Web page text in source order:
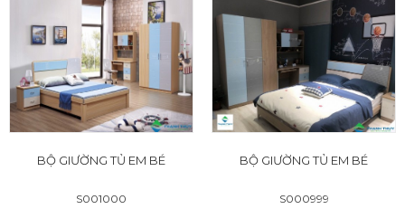
BỘ GIƯỜNG TỦ EM BÉ
S001000
BỘ GIƯỜNG TỦ EM BÉ
S000999